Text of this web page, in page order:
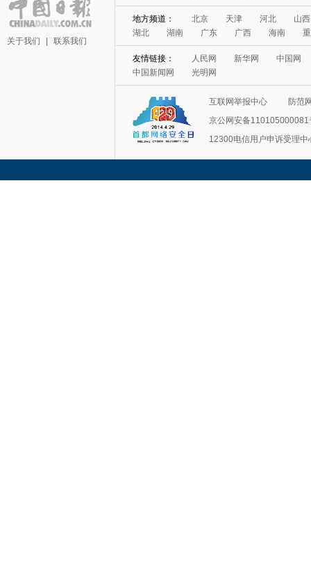
关于我们 联系我们
互联网举报中心
防范
京公网安备110105000081
12300电信用户申诉受理中